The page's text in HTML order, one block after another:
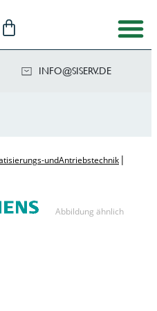
ED.VRE
SIS@OF
NI
und Antriebstechnik |
Abbildung ähnlich